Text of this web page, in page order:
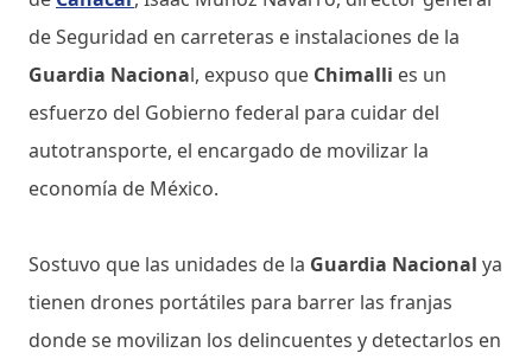
de Seguridad en carreteras e instalaciones de la
Guardia Nacional, expuso que Chimalli es un
esfuerzo del Gobierno federal para cuidar del
autotransporte, el encargado de movilizar la
economía de México.
Sostuvo que las unidades de la Guardia Nacional ya
tienen drones portátiles para barrer las franjas
donde se movilizan los delincuentes y detectarlos en